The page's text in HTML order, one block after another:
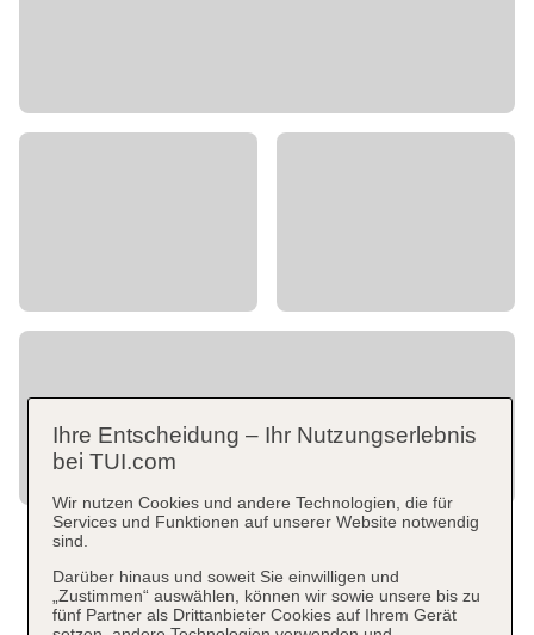
Ihre Entscheidung – Ihr Nutzungserlebnis
bei TUI.com
Wir nutzen Cookies und andere Technologien, die für
Services und Funktionen auf unserer Website notwendig
sind.
Darüber hinaus und soweit Sie einwilligen und
„Zustimmen“ auswählen, können wir sowie unsere bis zu
fünf Partner als Drittanbieter Cookies auf Ihrem Gerät